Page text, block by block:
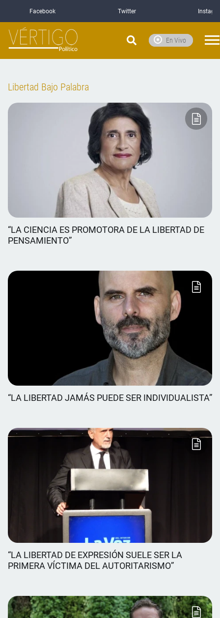
Facebook Twitter
En Vivo
Libertad Bajo Palabra
“LA CIENCIA ES PROMOTORA DE LA LIBERTAD DE
PENSAMIENTO”
“LA LIBERTAD JAMÁS PUEDE SER INDIVIDUALISTA”
“LA LIBERTAD DE EXPRESIÓN SUELE SER LA
PRIMERA VÍCTIMA DEL AUTORITARISMO”